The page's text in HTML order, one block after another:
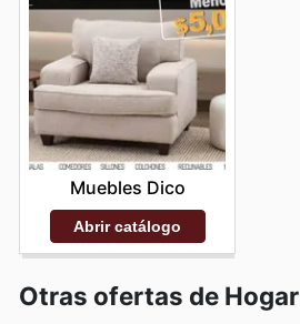
Muebles Dico
Abrir catálogo
Otras ofertas de Hogar